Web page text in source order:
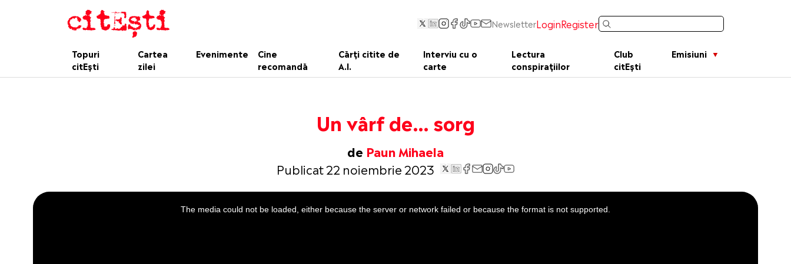
NewsletterLoginRegister
Topuri
citEști
Cartea
zilei
Evenimente
Cine
recomandă
Cărți citite de
A.I.
Interviu cu o
carte
Lectura
conspirațiilor
Club
citEști
Emisiuni
Un vârf de… sorg
de Paun Mihaela
Publicat 22 noiembrie 2023
This
is
a
The media could not be loaded, either because the server or network failed or because the format is not supported.